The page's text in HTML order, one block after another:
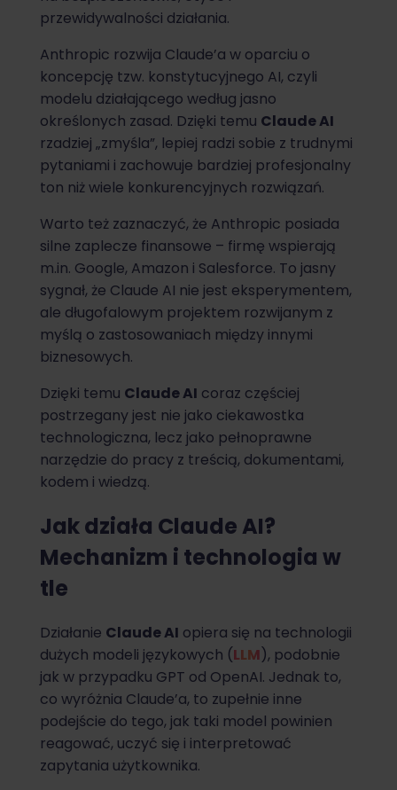
przewidywalności działania.
Anthropic rozwija Claude’a w oparciu o
koncepcję tzw. konstytucyjnego AI, czyli
modelu działającego według jasno
określonych zasad. Dzięki temu Claude AI
rzadziej „zmyśla”, lepiej radzi sobie z trudnymi
pytaniami i zachowuje bardziej profesjonalny
ton niż wiele konkurencyjnych rozwiązań.
Warto też zaznaczyć, że Anthropic posiada
silne zaplecze finansowe – firmę wspierają
m.in. Google, Amazon i Salesforce. To jasny
sygnał, że Claude AI nie jest eksperymentem,
ale długofalowym projektem rozwijanym z
myślą o zastosowaniach między innymi
biznesowych.
Dzięki temu Claude AI coraz częściej
postrzegany jest nie jako ciekawostka
technologiczna, lecz jako pełnoprawne
narzędzie do pracy z treścią, dokumentami,
kodem i wiedzą.
Jak działa Claude AI?
Mechanizm i technologia w
tle
Działanie Claude AI opiera się na technologii
dużych modeli językowych (LLM), podobnie
jak w przypadku GPT od OpenAI. Jednak to,
co wyróżnia Claude’a, to zupełnie inne
podejście do tego, jak taki model powinien
reagować, uczyć się i interpretować
zapytania użytkownika.